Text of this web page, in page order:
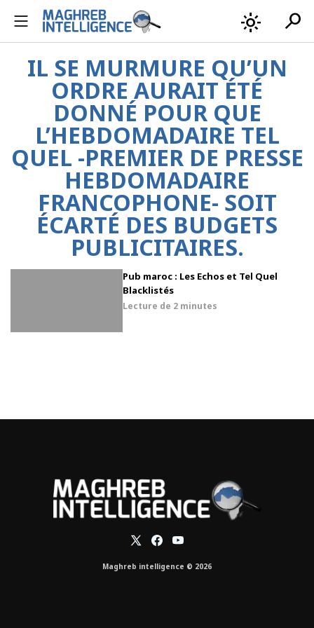
light_mode search
IL SE MURMURE QU’UN
ORDRE AURAIT ÉTÉ
DONNÉ POUR QUE
L’HEBDOMADAIRE TEL
QUEL -PREMIER DE PRESSE
HEBDOMADAIRE
FRANCOPHONE- SOIT
ÉCARTÉ DES BUDGETS
PUBLICITAIRES.
Pub maroc : Les Echos et Tel Quel
Blacklistés
Lecture de 2 minutes
Maghreb intelligence © 2026